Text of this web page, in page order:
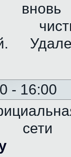
- 16:00
сети